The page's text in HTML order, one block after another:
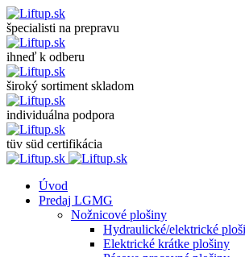
špecialisti na prepravu
ihneď k odberu
široký sortiment skladom
individuálna podpora
tüv süd certifikácia
Úvod
Predaj LGMG
Nožnicové plošiny
Hydraulické/elektrické
Elektrické krátke plošiny